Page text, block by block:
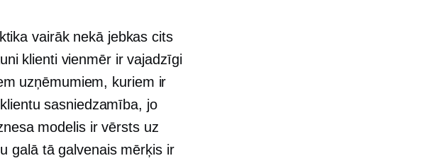
vairāk nekā jebkas cits
klienti vienmēr ir vajadzīgi
uzņēmumiem, kuriem ir
sasniedzamība, jo
modelis ir vērsts uz
galā tā galvenais mērķis ir